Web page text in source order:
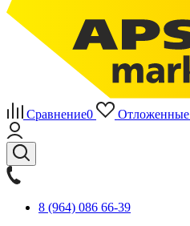
Сравнение0 Отложенные
8 (964) 086 66-39